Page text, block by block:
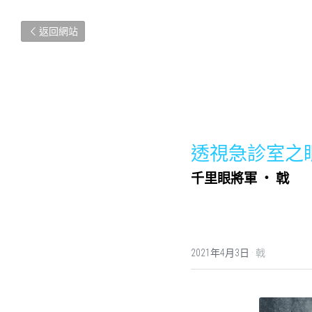
返回網站
透視急診室之
千里眼將軍 ‧ 戟
2021年4月3日 · 戟